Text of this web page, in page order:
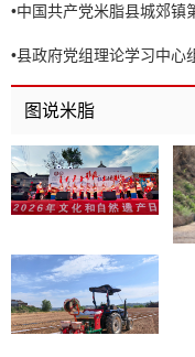
•中国共产党米脂县城郊镇
•县政府党组理论学习中心
召开
图说米脂